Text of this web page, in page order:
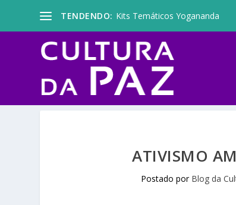
TENDENDO: Kits Temáticos Yogananda
ATIVISMO
Postado por Blog da